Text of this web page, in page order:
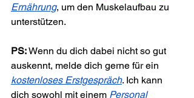
Ernährung, um den Muskelaufbau zu
unterstützen.
PS: Wenn du dich dabei nicht so gut
auskennt, melde dich gerne für ein
kostenloses Erstgespräch. Ich kann
dich sowohl mit einem Personal